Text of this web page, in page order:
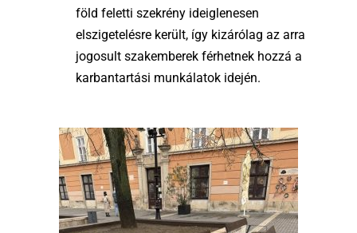
föld feletti szekrény ideiglenesen
elszigetelésre került, így kizárólag az arra
jogosult szakemberek férhetnek hozzá a
karbantartási munkálatok idején.